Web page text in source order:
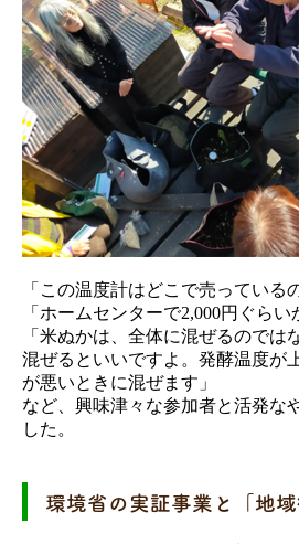
「この温度計はどこで売っている
「ホームセンターで2,000円ぐらい
「米ぬかは、全体に混ぜるのでは
混ぜるといいですよ。発酵温度が
が悪いときに混ぜます」
など、興味津々な参加者と活発な
した。
環境省の実証事業と「地域